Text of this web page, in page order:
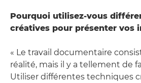
Pourquoi utilisez-vous
créatives pour présenter vos
« Le travail documentaire
réalité, mais il y a tellement de
Utiliser différentes techniques